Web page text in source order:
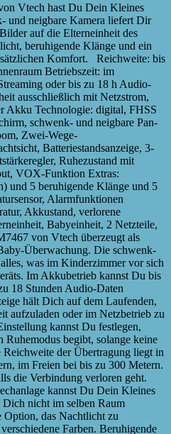
Vtech hast Du Dein Kleines
und neigbare Kamera liefert Dir
auf die Elterneinheit des
beruhigende Klänge und ein
Komfort. Reichweite: bis
Betriebszeit: im
oder bis zu 18 h Audio-
ausschließlich mit Netzstrom,
Akku Technologie: digital, FHSS
schwenk- und neigbare Pan-
Zwei-Wege-
Batteriestandsanzeige, 3-
Ruhezustand mit
VOX-Funktion Extras:
und 5 beruhigende Klänge und 5
Alarmfunktionen
Akkustand, verlorene
Babyeinheit, 2 Netzteile,
von Vtech überzeugt als
Überwachung. Die schwenk-
was im Kinderzimmer vor sich
Im Akkubetrieb kannst Du bis
18 Stunden Audio-Daten
hält Dich auf dem Laufenden,
aufzuladen oder im Netzbetrieb zu
kannst Du festlegen,
begibt, solange keine
der Übertragung liegt in
im Freien bei bis zu 300 Metern.
die Verbindung verloren geht.
kannst Du Dein Kleines
nicht im selben Raum
Option, das Nachtlicht zu
Farben. Beruhigende